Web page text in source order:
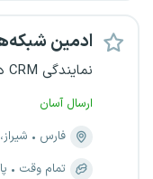
ادمین
نمایندگی CRM دیدار
ارسال آسان
فارس
شیراز،
تمام وقت